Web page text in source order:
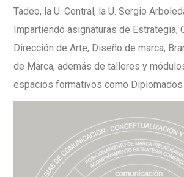
Tadeo, la U. Central, la U. Sergio
Impartiendo asignaturas de Estrategia,
Dirección de Arte, Diseño de marca,
de Marca, además de talleres y
espacios formativos como Diplomados